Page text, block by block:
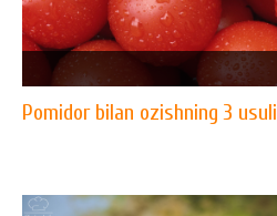
Pomidor bilan ozishning 3 usuli